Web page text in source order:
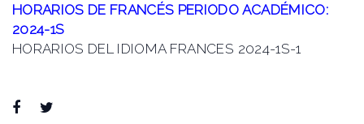
HORARIOS DE FRANCÉS PERIODO ACADÉMICO:
2024-1S
HORARIOS DEL IDIOMA FRANCES 2024-1S-1
Facebook